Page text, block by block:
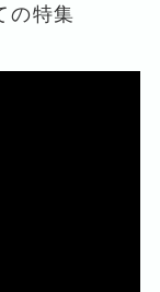
の特集